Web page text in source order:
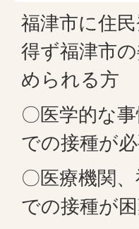
福津市に住
得ず福津市
められる方
〇医学的な
での接種が
〇医療機関
での接種が